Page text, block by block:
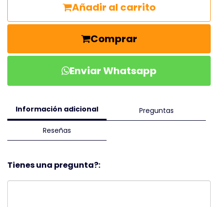
Añadir al carrito
Comprar
Enviar Whatsapp
Información adicional Preguntas
Reseñas
Tienes una pregunta?: